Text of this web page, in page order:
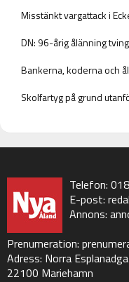
Misstänkt vargattack i
DN: 96-årig ålänning
Bankerna, koderna och
Skolfartyg på grund
Telefon:
E-post:
Annons:
Prenumeration:
Adress: Norra
22100 Mariehamn